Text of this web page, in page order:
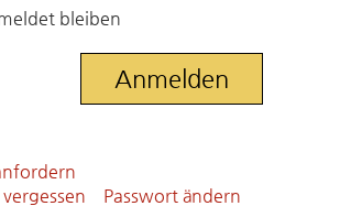
bleiben
Passwort ändern